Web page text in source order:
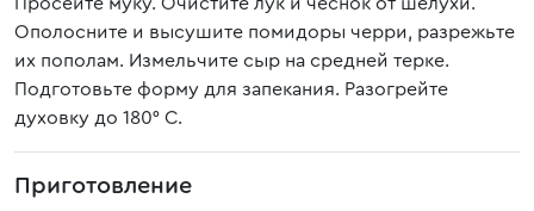
Ополосните и высушите помидоры черри, разрежьте
их пополам. Измельчите сыр на средней терке.
Подготовьте форму для запекания. Разогрейте
духовку до 180° C.
Приготовление